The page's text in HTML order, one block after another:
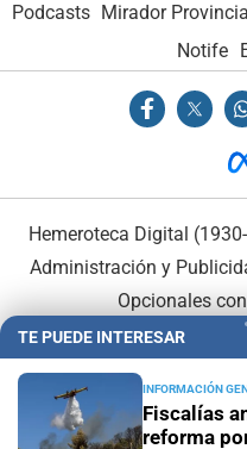
Podcasts Mirador
Notife
Hemeroteca Digital
Administración y
Opcionales
TE PUEDE INTERESAR
INFORMACIÓN
Fiscalías
reforma